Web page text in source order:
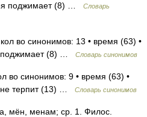
поджимает (8) …
Словарь
во синонимов: 13 • время (63) •
поджимает (8) …
Словарь синонимов
во синонимов: 9 • время (63) •
не терпит (13) …
Словарь синонимов
мён, менам; ср. 1. Филос.